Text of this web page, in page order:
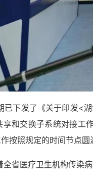
已下发了《关于印发<
和交换子系统对接工
按照规定的时间节点圆
全省医疗卫生机构传染